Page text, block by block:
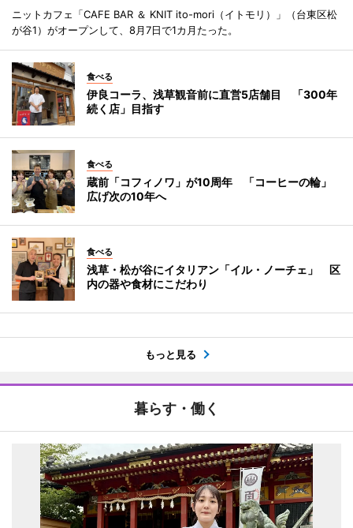
ニットカフェ「CAFE BAR ＆ KNIT ito-mori（イトモリ）」（台東区松
が谷1）がオープンして、8月7日で1カ月たった。
食べる
伊良コーラ、浅草観音前に直営5店舗目 「300年
続く店」目指す
食べる
蔵前「コフィノワ」が10周年 「コーヒーの輪」
広げ次の10年へ
食べる
浅草・松が谷にイタリアン「イル・ノーチェ」 区
内の器や食材にこだわり
もっと見る
暮らす・働く